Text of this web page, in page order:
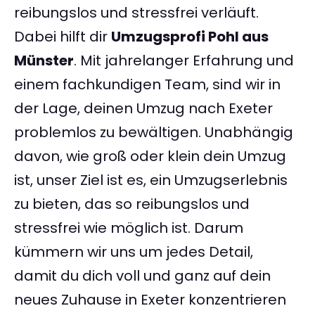
reibungslos und stressfrei verläuft.
Dabei hilft dir Umzugsprofi Pohl aus
Münster. Mit jahrelanger Erfahrung und
einem fachkundigen Team, sind wir in
der Lage, deinen Umzug nach Exeter
problemlos zu bewältigen. Unabhängig
davon, wie groß oder klein dein Umzug
ist, unser Ziel ist es, ein Umzugserlebnis
zu bieten, das so reibungslos und
stressfrei wie möglich ist. Darum
kümmern wir uns um jedes Detail,
damit du dich voll und ganz auf dein
neues Zuhause in Exeter konzentrieren